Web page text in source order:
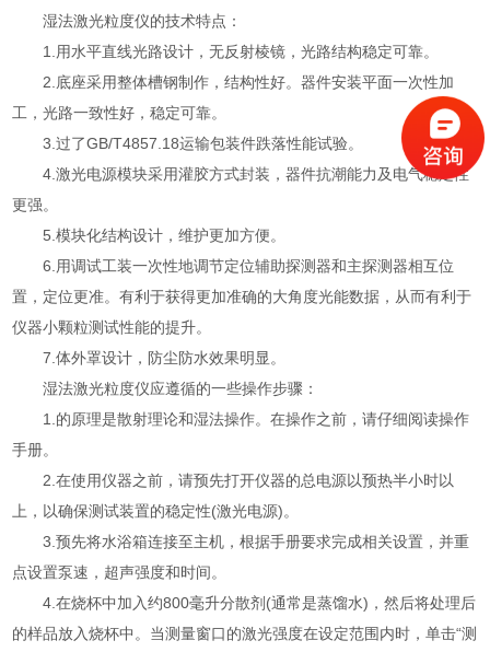
湿法激光粒度仪的技术特点：
1.用水平直线光路设计，无反射棱镜，光路结构稳定可靠。
2.底座采用整体槽钢制作，结构性好。器件安装平面一次性加
工，光路一致性好，稳定可靠。
3.过了GB/T4857.18运输包装件跌落性能试验。
4.激光电源模块采用灌胶方式封装，器件抗潮能力及电气稳定性
更强。
5.模块化结构设计，维护更加方便。
6.用调试工装一次性地调节定位辅助探测器和主探测器相互位
置，定位更准。有利于获得更加准确的大角度光能数据，从而有利于
仪器小颗粒测试性能的提升。
7.体外罩设计，防尘防水效果明显。
湿法激光粒度仪应遵循的一些操作步骤：
1.的原理是散射理论和湿法操作。在操作之前，请仔细阅读操作
手册。
2.在使用仪器之前，请预先打开仪器的总电源以预热半小时以
上，以确保测试装置的稳定性(激光电源)。
3.预先将水浴箱连接至主机，根据手册要求完成相关设置，并重
点设置泵速，超声强度和时间。
4.在烧杯中加入约800毫升分散剂(通常是蒸馏水)，然后将处理后
的样品放入烧杯中。当测量窗口的激光强度在设定范围内时，单击“测